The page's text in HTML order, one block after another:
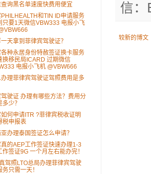
信：
较新的博文
询黑名单速度快费用便宜
和TIN ID申请服务
只要1天微信VBW333 电报小飞
天拿到菲律宾驾驶证？
种永居身份特赦签证换卡服务
换移民局ICARD 过期微信
电报小飞机 @VBW666
办理菲律宾驾驶证驾照费用是多
驶证 办理有哪些方法？费用分
多少？
何申请ITR ?菲律宾税收证明
税申报表
办理泰国签证怎么申请？
的AEP工作签证快速办理1-3
作签证9G 一个月左右能办完！
驾照LTO总局办理菲律宾驾驶
务只需一天！